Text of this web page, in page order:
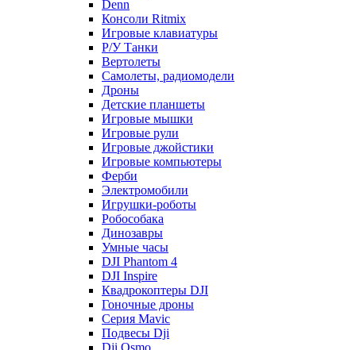
Denn
Консоли Ritmix
Игровые клавиатуры
Р/У Танки
Вертолеты
Самолеты, радиомодели
Дроны
Детские планшеты
Игровые мышки
Игровые рули
Игровые джойстики
Игровые компьютеры
Ферби
Электромобили
Игрушки-роботы
Робособака
Динозавры
Умные часы
DJI Phantom 4
DJI Inspire
Квадрокоптеры DJI
Гоночные дроны
Серия Mavic
Подвесы Dji
Dji Osmo